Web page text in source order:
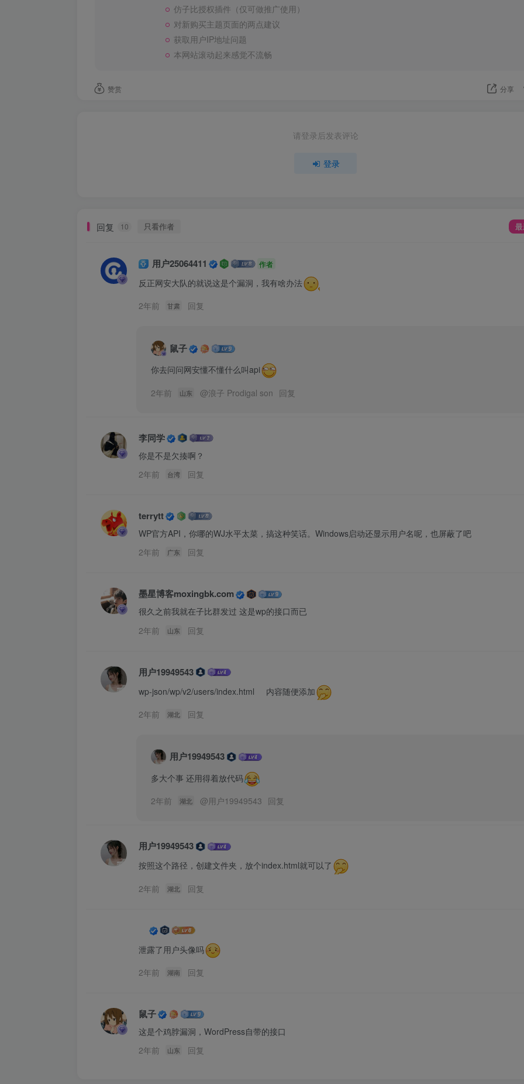
仿子比授权插件（仅可做推广使用）
对新购买主题页面的两点建议
获取用户IP地址问题
本网站滚动起来感觉不流畅
赞赏 分享
请登录后发表评论
登录
回复 10 只看作者
用户25064411 作者
反正网安大队的就说这是个漏洞，我有啥办法
2年前
甘肃 回复
鼠子
你去问问网安懂不懂什么叫api
2年前
山东 @浪子 Prodigal son 回复
李同学
你是不是欠揍啊？
2年前
台湾 回复
terrytt
WP官方API，你哪的WJ水平太菜，搞这种笑话。Windows启动还显示用户名呢，也屏蔽了吧
2年前
广东 回复
墨星博客moxingbk.com
很久之前我就在子比群发过 这是wp的接口而已
2年前
山东 回复
用户19949543
wp-json/wp/v2/users/index.html     内容随便添加
2年前
湖北 回复
用户19949543
多大个事 还用得着放代码
2年前
湖北 @用户19949543 回复
用户19949543
按照这个路径，创建文件夹，放个index.html就可以了
2年前
湖北 回复
泄露了用户头像吗
2年前
湖南 回复
鼠子
这是个鸡脖漏洞，WordPress自带的接口
2年前
山东 回复